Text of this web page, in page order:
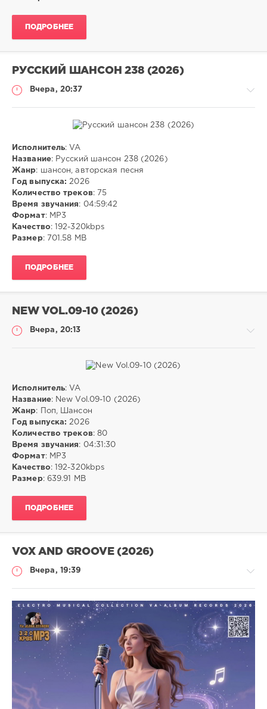
песня
ПОДРОБНЕЕ
РУССКИЙ ШАНСОН 238 (2026)
Вчера, 20:37
Музыка
ivashka
песня
Исполнитель: VA
Название: Русский шансон 238 (2026)
Жанр: шансон, авторская песня
Год выпуска: 2026
Количество треков: 75
Время звучания: 04:59:42
Формат: MP3
Качество: 192-320kbps
Размер: 701.58 MB
ПОДРОБНЕЕ
NEW VOL.09-10 (2026)
Вчера, 20:13
Музыка
ivashka
Исполнитель: VA
Название: New Vol.09-10 (2026)
Жанр: Поп, Шансон
Год выпуска: 2026
Количество треков: 80
Время звучания: 04:31:30
Формат: MP3
Качество: 192-320kbps
Размер: 639.91 MB
ПОДРОБНЕЕ
VOX AND GROOVE (2026)
Вчера, 19:39
Музыка
trigall
Vocal